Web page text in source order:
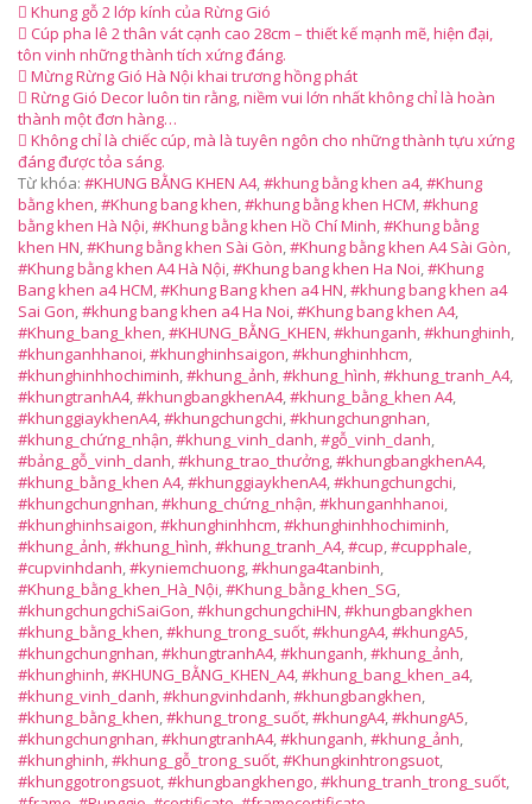
Khung gỗ 2 lớp kính của Rừng Gió
Cúp pha lê 2 thân vát cạnh cao 28cm – thiết kế mạnh mẽ, hiện đại,
tôn vinh những thành tích xứng đáng.
Mừng Rừng Gió Hà Nội khai trương hồng phát
Rừng Gió Decor luôn tin rằng, niềm vui lớn nhất không chỉ là hoàn
thành một đơn hàng…
Không chỉ là chiếc cúp, mà là tuyên ngôn cho những thành tựu xứng
đáng được tỏa sáng.
Từ khóa: #KHUNG BẰNG KHEN A4,#khung bằng khen a4,#Khung
bằng khen,#Khung bang khen,#khung bằng khen HCM,#khung
bằng khen Hà Nội,#Khung bằng khen Hồ Chí Minh,#Khung bằng
khen HN,#Khung bằng khen Sài Gòn,#Khung bằng khen A4 Sài Gòn,
#Khung bằng khen A4 Hà Nội,#Khung bang khen Ha Noi,#Khung
Bang khen a4 HCM,#Khung Bang khen a4 HN,#khung bang khen a4
Sai Gon,#khung bang khen a4 Ha Noi,#Khung bang khen A4,
#Khung_bang_khen,#KHUNG_BẰNG_KHEN,#khunganh,#khunghinh,
#khunganhhanoi,#khunghinhsaigon,#khunghinhhcm,
#khunghinhhochiminh,#khung_ảnh,#khung_hình,#khung_tranh_A4,
#khungtranhA4,#khungbangkhenA4,#khung_bằng_khen A4,
#khunggiaykhenA4,#khungchungchi,#khungchungnhan,
#khung_chứng_nhận,#khung_vinh_danh,#gỗ_vinh_danh,
#bảng_gỗ_vinh_danh,#khung_trao_thưởng,#khungbangkhenA4,
#khung_bằng_khen A4,#khunggiaykhenA4,#khungchungchi,
#khungchungnhan,#khung_chứng_nhận,#khunganhhanoi,
#khunghinhsaigon,#khunghinhhcm,#khunghinhhochiminh,
#khung_ảnh,#khung_hình,#khung_tranh_A4,#cup,#cupphale,
#cupvinhdanh,#kyniemchuong,#khunga4tanbinh,
#Khung_bằng_khen_Hà_Nội,#Khung_bằng_khen_SG,
#khungchungchiSaiGon,#khungchungchiHN,#khungbangkhen
#khung_bằng_khen,#khung_trong_suốt,#khungA4,#khungA5,
#khungchungnhan,#khungtranhA4,#khunganh,#khung_ảnh,
#khunghinh,#KHUNG_BẰNG_KHEN_A4,#khung_bang_khen_a4,
#khung_vinh_danh,#khungvinhdanh,#khungbangkhen,
#khung_bằng_khen,#khung_trong_suốt,#khungA4,#khungA5,
#khungchungnhan,#khungtranhA4,#khunganh,#khung_ảnh,
#khunghinh,#khung_gỗ_trong_suốt,#Khungkinhtrongsuot,
#khunggotrongsuot,#khungbangkhengo,#khung_tranh_trong_suốt,